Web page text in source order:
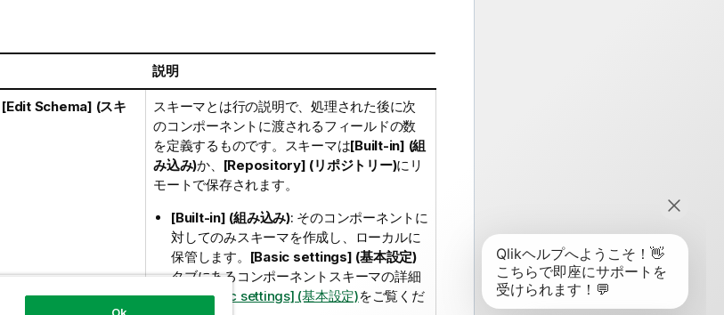
説明
[Edit Schema] (スキ
スキーマとは行の説明で、処理された後に次
のコンポーネントに渡されるフィールドの数
を定義するものです。スキーマは[Built-in] (組
み込み)か、 [Repository] (リポジトリー)にリ
モートで保存されます。
[Built-in] (組み込み): そのコンポーネントに
対してのみスキーマを作成し、ローカルに
保管します。 [Basic settings] (基本設定)
タブにあるコンポーネントスキーマの詳細
は、[Basic settings] (基本設定)をご覧くだ